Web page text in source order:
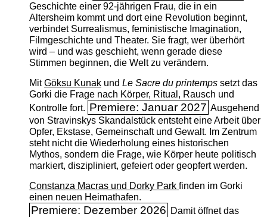
Geschichte einer 92-jährigen Frau, die in ein
Altersheim kommt und dort eine Revolution beginnt,
verbindet Surrealismus, feministische Imagination,
Filmgeschichte und Theater. Sie fragt, wer überhört
wird – und was geschieht, wenn gerade diese
Stimmen beginnen, die Welt zu verändern.
MitGöksu Kunakund Le Sacre du printempssetzt das
Gorki die Frage nach Körper, Ritual, Rausch und
Kontrolle fort. Premiere: Januar 2027 Ausgehend
von Stravinskys Skandalstück entsteht eine Arbeit über
Opfer, Ekstase, Gemeinschaft und Gewalt. Im Zentrum
steht nicht die Wiederholung eines historischen
Mythos, sondern die Frage, wie Körper heute politisch
markiert, diszipliniert, gefeiert oder geopfert werden.
Constanza Macras und Dorky Park finden im Gorki
einen neuen Heimathafen.
Premiere: Dezember 2026 Damit öffnet das